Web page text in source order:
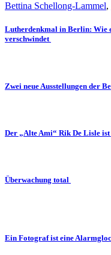
Bettina Schellong-Lammel,
Lutherdenkmal in Berlin: Wie
verschwindet
Zwei neue Ausstellungen der
Der „Alte Ami“ Rik De Lisle ist
Überwachung total
Ein Fotograf ist eine